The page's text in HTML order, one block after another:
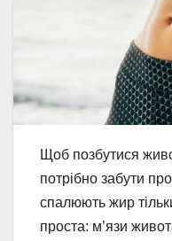
Щоб позбутися
потрібно забути
спалюють жир
проста: м’язи